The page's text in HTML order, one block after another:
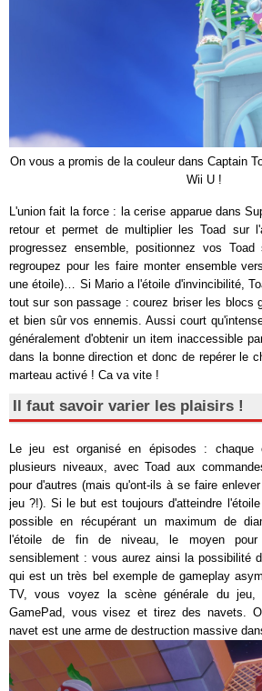
On vous a promis de la couleur dans Captain
Wii U !
L'union fait la force : la cerise apparue dans
retour et permet de multiplier les Toad sur
progressez ensemble, positionnez vos
regroupez pour les faire monter ensemble
une étoile)… Si Mario a l'étoile d'invincibilité,
tout sur son passage : courez briser les blocs
et bien sûr vos ennemis. Aussi court
généralement d'obtenir un item inaccessible
dans la bonne direction et donc de repérer le
marteau activé ! Ca va vite !
Il faut savoir varier les plaisirs !
Le jeu est organisé en épisodes : chaque
plusieurs niveaux, avec Toad aux
pour d'autres (mais qu'ont-ils à se faire
jeu ?!). Si le but est toujours d'atteindre
possible en récupérant un maximum de
l'étoile de fin de niveau, le moyen
sensiblement : vous aurez ainsi la possibilité
qui est un très bel exemple de gameplay
TV, vous voyez la scène générale du jeu,
GamePad, vous visez et tirez des navets.
navet est une arme de destruction massive